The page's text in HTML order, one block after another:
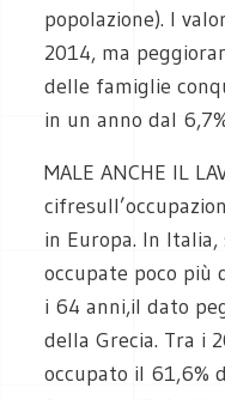
popolazione). I
2014, ma
delle famiglie
in un anno dal
MALE ANCHE IL
in Europa. In
occupate poco più
i 64 anni,il dato
della Grecia. Tra i
occupato il 61,6%